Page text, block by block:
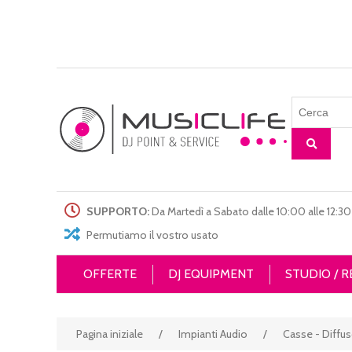
SUPPORTO:Da Martedì a Sabato dalle 10:00 alle
Permutiamo il vostro usato
OFFERTE DJ EQUIPMENT STUDIO /
Pagina iniziale / Impianti Audio / Casse -